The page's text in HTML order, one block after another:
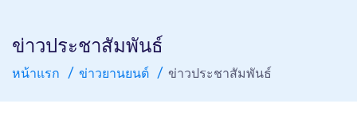
ข่าวประชาสัมพันธ์
หน้าแรก ข่าวยานยนต์ ข่าวประชาสัมพันธ์